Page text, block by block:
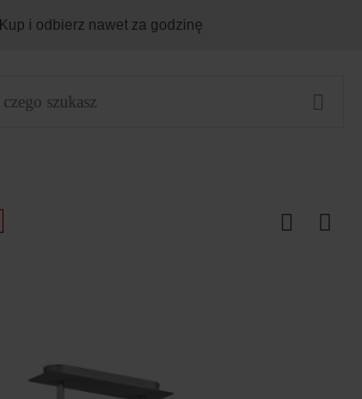
Kup i odbierz nawet za godzinę